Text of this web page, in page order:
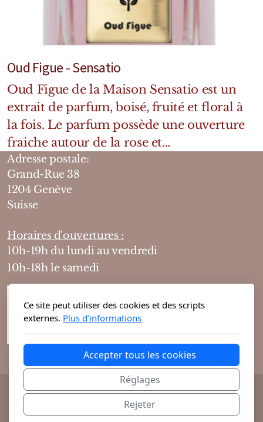
Oud Figue - Sensatio
Oud Figue de la Maison Sensatio est un
extrait de parfum, boisé, fruité et floral à
la fois. Le parfum possède une ouverture
fraiche autour de la rose et...
Adresse postale:
Grand-Rue 38
1204 Genève
Suisse
Horaires d'ouvertures :
10h-19h du lundi au vendredi
10h-18h le samedi
@ 2026 Theodora Haute Parfumerie vous
propose ses parfums de niche et cosmétiques
Ce site peut utiliser des cookies et des scripts
externes. Plus d'informations
Accepter tous les cookies
Réglages
Rejeter